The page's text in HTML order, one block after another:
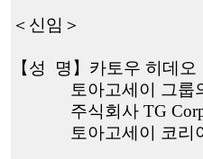
＜ 신임 ＞
【성 명 】 카토우 히데오
토아고세이 그룹
주식회사 TG
토아고세이 코리